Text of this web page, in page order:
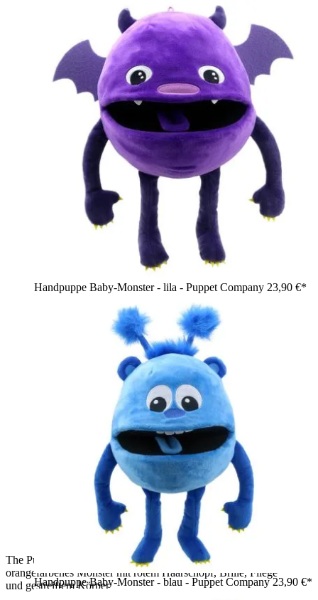
The Puppet Company Sockenhandpuppe Humphrey,
orangefarbenes Monster mit rotem Haarschopf, Brille, Fliege
und gestreiftem Körper
Handpuppe Baby-Monster - lila - Puppet Company 23,90 €*
Handpuppe Baby-Monster - blau - Puppet Company23,90 €*